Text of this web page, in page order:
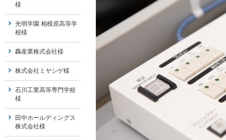
様
光明学園 相模原高等学
校様
轟産業株式会社様
株式会社ミヤシゲ様
石川工業高等専門学校
様
田中ホールディングス
株式会社様